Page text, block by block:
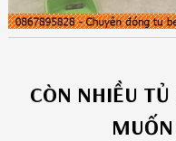
CÒN NHIỀU TỦ